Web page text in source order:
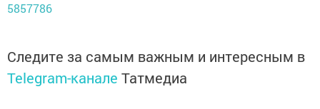
5857786
Следите за самым важным и интересным в
Telegram-канале Татмедиа